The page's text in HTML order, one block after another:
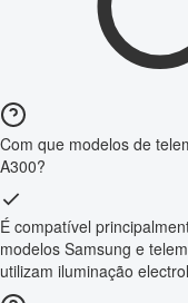
Com que modelos de
A300?
É compatível
modelos Samsung e
utilizam iluminação